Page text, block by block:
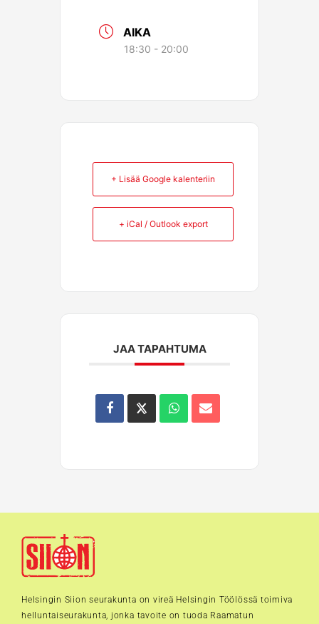
AIKA
18:30 - 20:00
+ Lisää Google kalenteriin
+ iCal / Outlook export
JAA TAPAHTUMA
Helsingin Siion seurakunta on vireä Helsingin Töölössä toimiva
helluntaiseurakunta, jonka tavoite on tuoda Raamatun